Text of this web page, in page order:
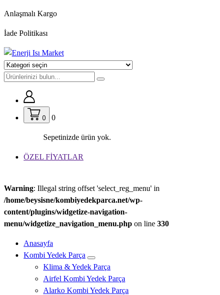
İçeriğe
Anlaşmalı Kargo
İade Politikası
0 0
Sepetinizde ürün yok.
ÖZEL FİYATLAR
Warning: Illegal string offset 'select_reg_menu' in
/home/beysisne/kombiyedekparca.net/wp-
content/plugins/widgetize-navigation-
menu/widgetize_navigation_menu.php on line 330
Anasayfa
Kombi Yedek Parça
Klima & Yedek Parça
Airfel Kombi Yedek Parça
Alarko Kombi Yedek Parça